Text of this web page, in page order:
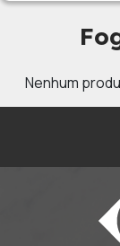
Nenhum